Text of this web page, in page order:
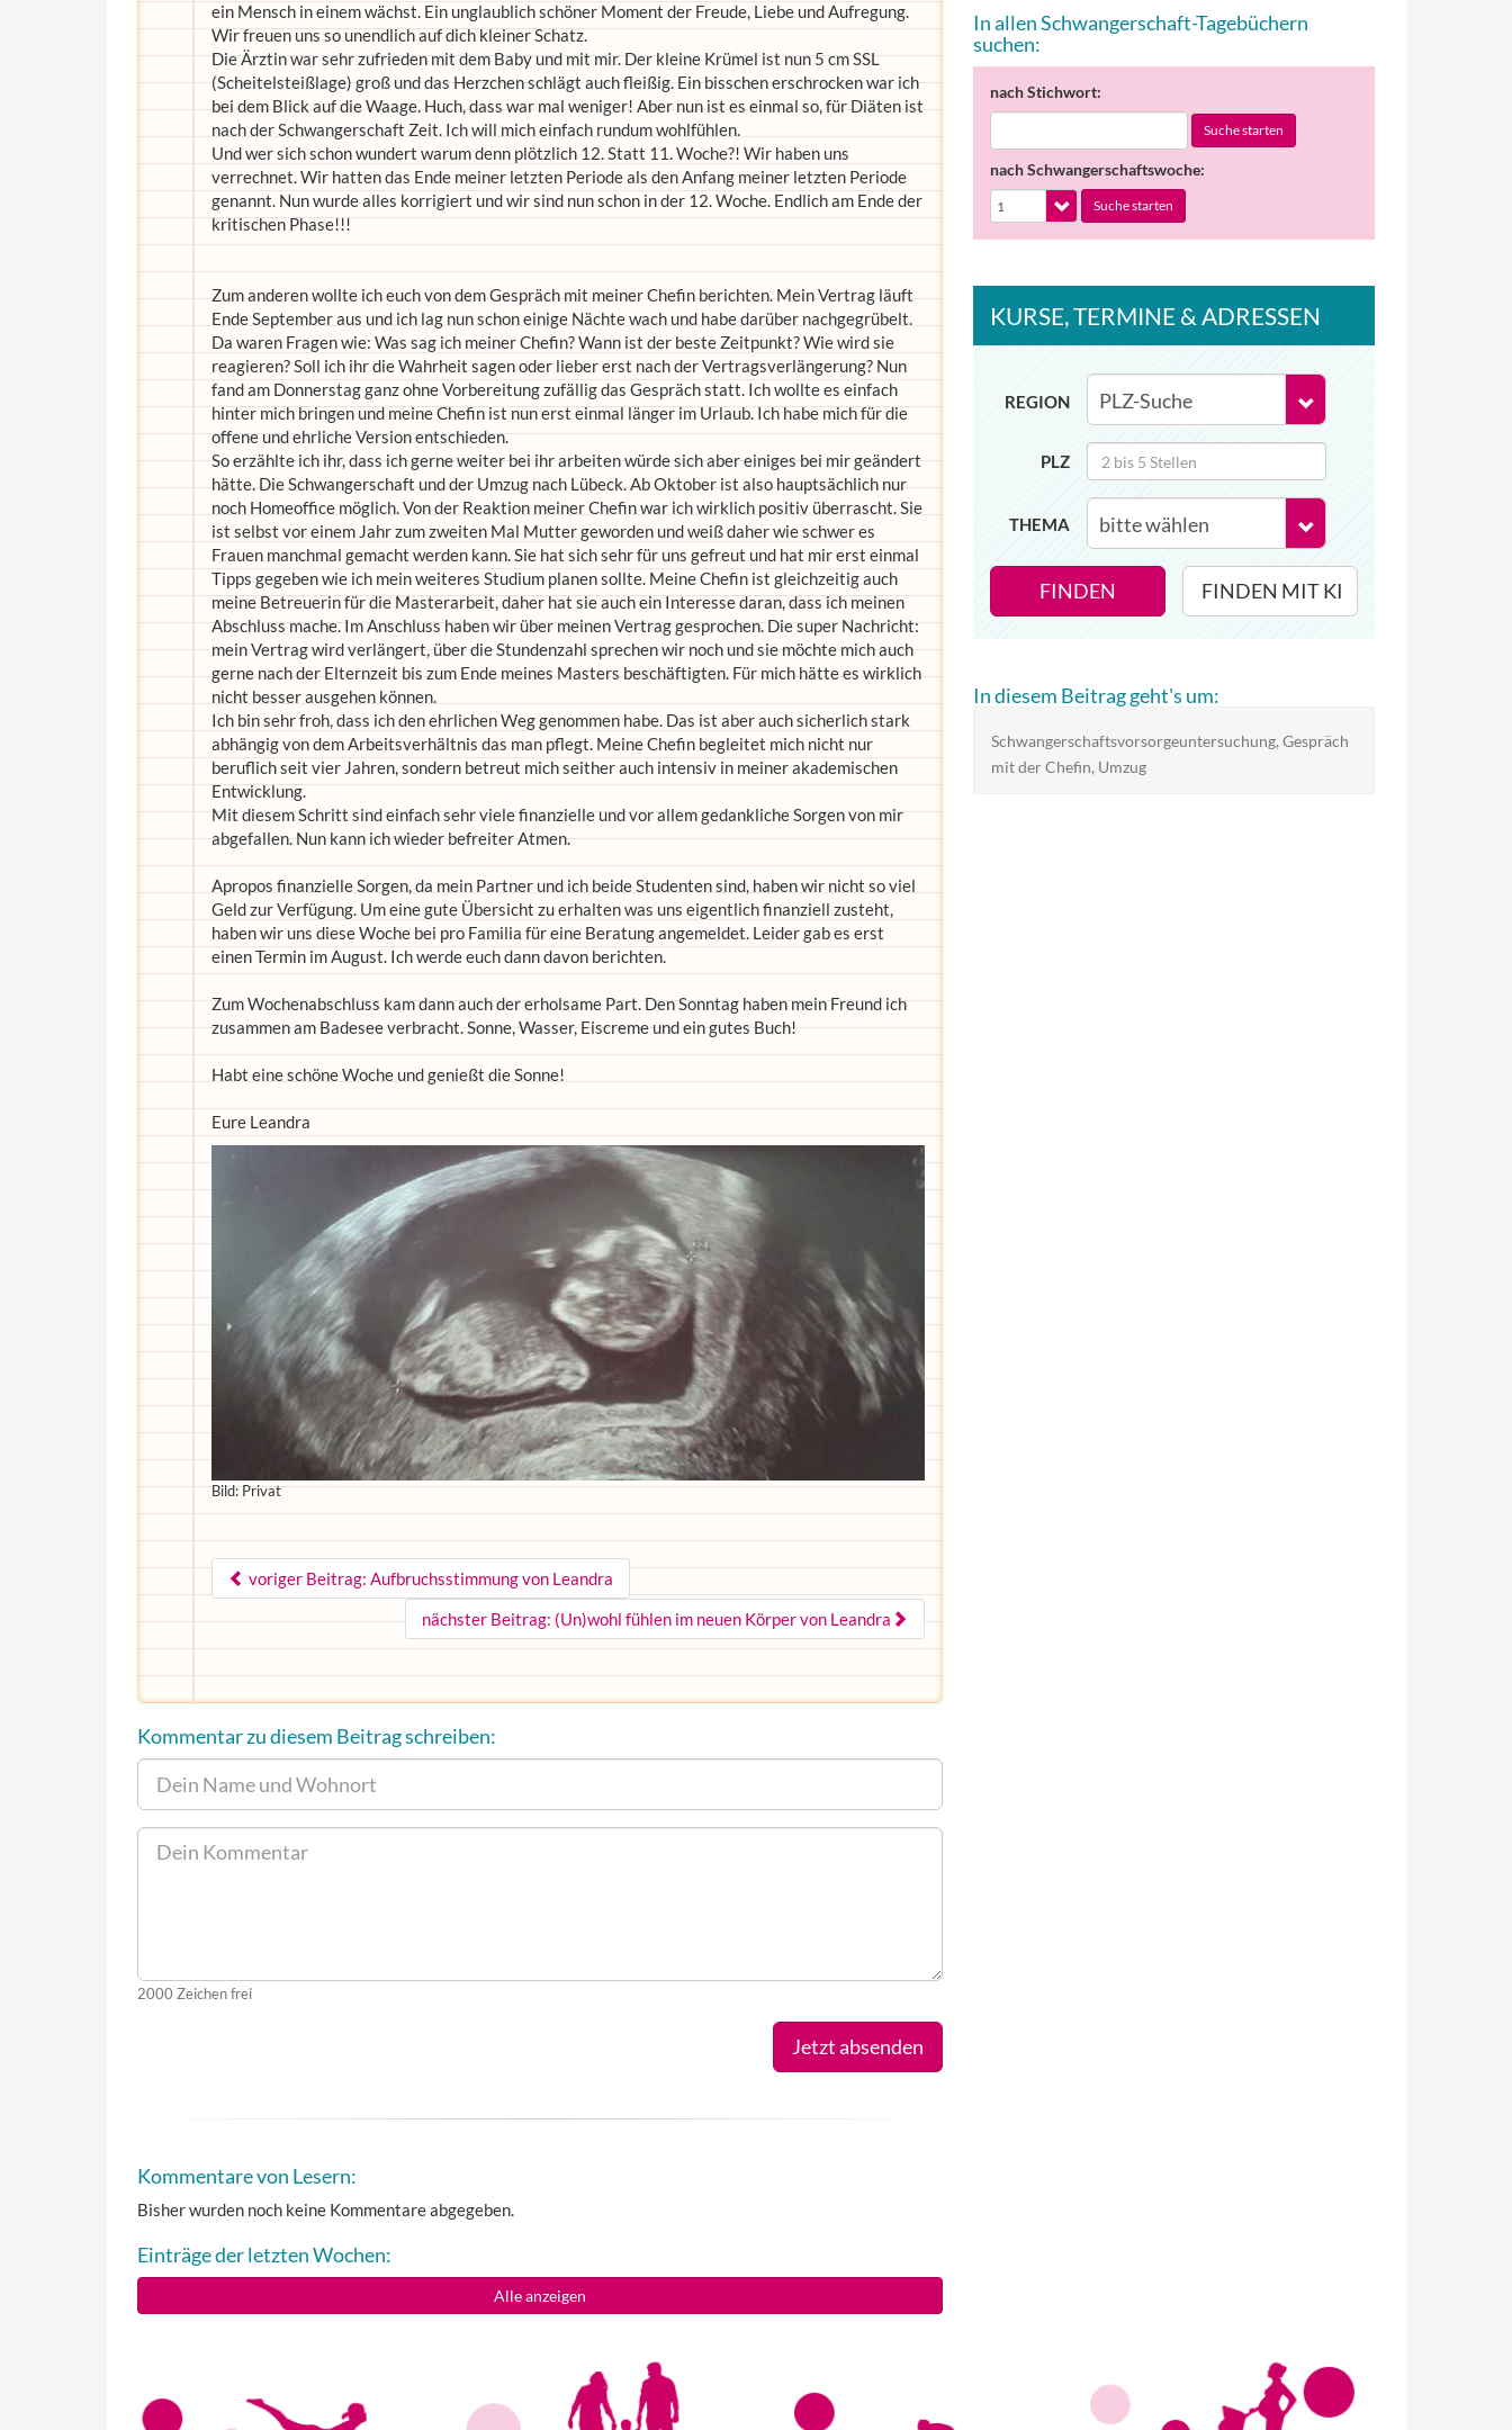
ein Mensch in einem wächst. Ein unglaublich schöner Moment der Freude, Liebe und Aufregung.
Wir freuen uns so unendlich auf dich kleiner Schatz.
Die Ärztin war sehr zufrieden mit dem Baby und mit mir. Der kleine Krümel ist nun 5 cm SSL
(Scheitelsteißlage) groß und das Herzchen schlägt auch fleißig. Ein bisschen erschrocken war ich
bei dem Blick auf die Waage. Huch, dass war mal weniger! Aber nun ist es einmal so, für Diäten ist
nach der Schwangerschaft Zeit. Ich will mich einfach rundum wohlfühlen.
Und wer sich schon wundert warum denn plötzlich 12. Statt 11. Woche?! Wir haben uns
verrechnet. Wir hatten das Ende meiner letzten Periode als den Anfang meiner letzten Periode
genannt. Nun wurde alles korrigiert und wir sind nun schon in der 12. Woche. Endlich am Ende der
kritischen Phase!!!
Zum anderen wollte ich euch von dem Gespräch mit meiner Chefin berichten. Mein Vertrag läuft
Ende September aus und ich lag nun schon einige Nächte wach und habe darüber nachgegrübelt.
Da waren Fragen wie: Was sag ich meiner Chefin? Wann ist der beste Zeitpunkt? Wie wird sie
reagieren? Soll ich ihr die Wahrheit sagen oder lieber erst nach der Vertragsverlängerung? Nun
fand am Donnerstag ganz ohne Vorbereitung zufällig das Gespräch statt. Ich wollte es einfach
hinter mich bringen und meine Chefin ist nun erst einmal länger im Urlaub. Ich habe mich für die
offene und ehrliche Version entschieden.
So erzählte ich ihr, dass ich gerne weiter bei ihr arbeiten würde sich aber einiges bei mir geändert
hätte. Die Schwangerschaft und der Umzug nach Lübeck. Ab Oktober ist also hauptsächlich nur
noch Homeoffice möglich. Von der Reaktion meiner Chefin war ich wirklich positiv überrascht. Sie
ist selbst vor einem Jahr zum zweiten Mal Mutter geworden und weiß daher wie schwer es
Frauen manchmal gemacht werden kann. Sie hat sich sehr für uns gefreut und hat mir erst einmal
Tipps gegeben wie ich mein weiteres Studium planen sollte. Meine Chefin ist gleichzeitig auch
meine Betreuerin für die Masterarbeit, daher hat sie auch ein Interesse daran, dass ich meinen
Abschluss mache. Im Anschluss haben wir über meinen Vertrag gesprochen. Die super Nachricht:
mein Vertrag wird verlängert, über die Stundenzahl sprechen wir noch und sie möchte mich auch
gerne nach der Elternzeit bis zum Ende meines Masters beschäftigten. Für mich hätte es wirklich
nicht besser ausgehen können.
Ich bin sehr froh, dass ich den ehrlichen Weg genommen habe. Das ist aber auch sicherlich stark
abhängig von dem Arbeitsverhältnis das man pflegt. Meine Chefin begleitet mich nicht nur
beruflich seit vier Jahren, sondern betreut mich seither auch intensiv in meiner akademischen
Entwicklung.
Mit diesem Schritt sind einfach sehr viele finanzielle und vor allem gedankliche Sorgen von mir
abgefallen. Nun kann ich wieder befreiter Atmen.
Apropos finanzielle Sorgen, da mein Partner und ich beide Studenten sind, haben wir nicht so viel
Geld zur Verfügung. Um eine gute Übersicht zu erhalten was uns eigentlich finanziell zusteht,
haben wir uns diese Woche bei pro Familia für eine Beratung angemeldet. Leider gab es erst
einen Termin im August. Ich werde euch dann davon berichten.
Zum Wochenabschluss kam dann auch der erholsame Part. Den Sonntag haben mein Freund ich
zusammen am Badesee verbracht. Sonne, Wasser, Eiscreme und ein gutes Buch!
Habt eine schöne Woche und genießt die Sonne!
Eure Leandra
Bild: Privat
voriger Beitrag: Aufbruchsstimmung von Leandra
nächster Beitrag: (Un)wohl fühlen im neuen Körper von Leandra
Kommentar zu diesem Beitrag schreiben:
2000 Zeichen frei
Jetzt absenden
Kommentare von Lesern:
Bisher wurden noch keine Kommentare abgegeben.
Einträge der letzten Wochen:
Alle anzeigen
In allen Schwangerschaft-Tagebüchern
suchen:
nach Stichwort:
Suche starten
nach Schwangerschaftswoche:
Suche starten
KURSE, TERMINE & ADRESSEN
REGION
PLZ
THEMA
FINDEN FINDEN MIT KI
In diesem Beitrag geht's um:
Schwangerschaftsvorsorgeuntersuchung, Gespräch
mit der Chefin, Umzug